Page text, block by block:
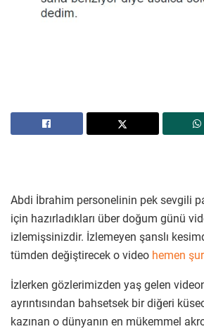
Abdi İbrahim personelinin pek sevgili
için hazırladıkları über doğum günü
izlemişsinizdir. İzlemeyen şanslı
tümden değiştirecek o video hemen
İzlerken gözlerimizden yaş gelen
ayrıntısından bahsetsek bir diğeri
kazınan o dünyanın en mükemmel